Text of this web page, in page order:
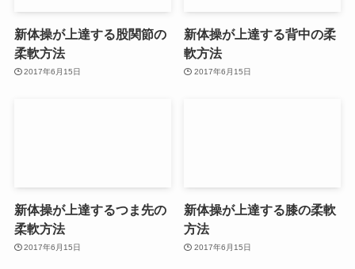
新体操が上達する股関節の
柔軟方法
2017年6月15日
新体操が上達する背中の柔
軟方法
2017年6月15日
新体操が上達するつま先の
柔軟方法
2017年6月15日
新体操が上達する膝の柔軟
方法
2017年6月15日